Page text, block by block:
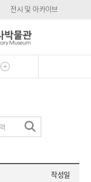
전시 및 아카이브
작성일